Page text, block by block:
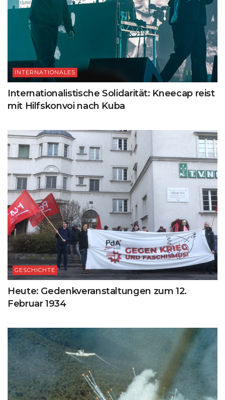
INTERNATIONALES
Internationalistische Solidarität: Kneecap reist
mit Hilfskonvoi nach Kuba
GESCHICHTE
Heute: Gedenkveranstaltungen zum 12.
Februar 1934